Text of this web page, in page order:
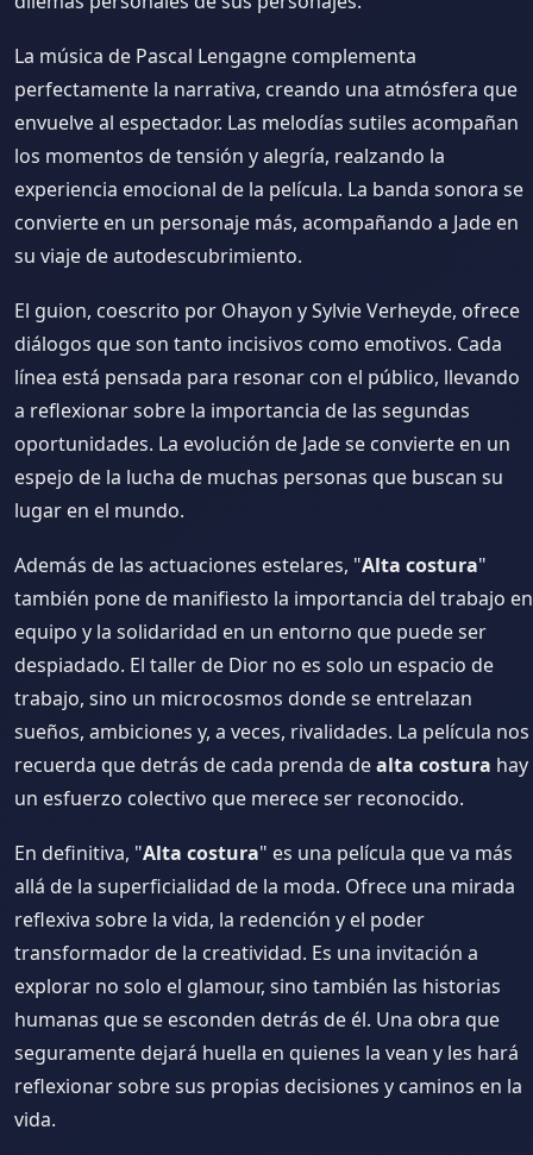
La música de Pascal Lengagne complementa
perfectamente la narrativa, creando una atmósfera que
envuelve al espectador. Las melodías sutiles acompañan
los momentos de tensión y alegría, realzando la
experiencia emocional de la película. La banda sonora se
convierte en un personaje más, acompañando a Jade en
su viaje de autodescubrimiento.
El guion, coescrito por Ohayon y Sylvie Verheyde, ofrece
diálogos que son tanto incisivos como emotivos. Cada
línea está pensada para resonar con el público, llevando
a reflexionar sobre la importancia de las segundas
oportunidades. La evolución de Jade se convierte en un
espejo de la lucha de muchas personas que buscan su
lugar en el mundo.
Además de las actuaciones estelares, "Alta costura"
también pone de manifiesto la importancia del trabajo en
equipo y la solidaridad en un entorno que puede ser
despiadado. El taller de Dior no es solo un espacio de
trabajo, sino un microcosmos donde se entrelazan
sueños, ambiciones y, a veces, rivalidades. La película nos
recuerda que detrás de cada prenda dealta costura hay
un esfuerzo colectivo que merece ser reconocido.
En definitiva, "Alta costura" es una película que va más
allá de la superficialidad de la moda. Ofrece una mirada
reflexiva sobre la vida, la redención y el poder
transformador de la creatividad. Es una invitación a
explorar no solo el glamour, sino también las historias
humanas que se esconden detrás de él. Una obra que
seguramente dejará huella en quienes la vean y les hará
reflexionar sobre sus propias decisiones y caminos en la
vida.